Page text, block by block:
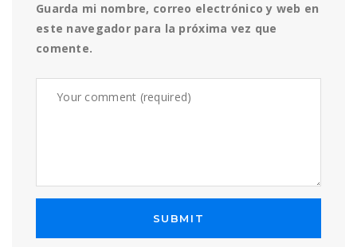
Guarda mi nombre, correo electrónico y web en
este navegador para la próxima vez que
comente.
SUBMIT